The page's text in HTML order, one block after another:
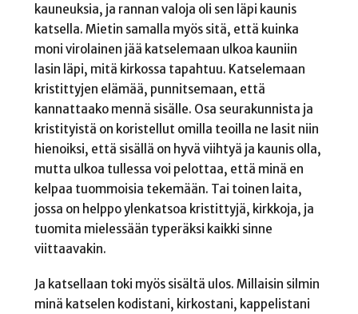
kauneuksia, ja rannan valoja oli sen läpi kaunis
katsella. Mietin samalla myös sitä, että kuinka
moni virolainen jää katselemaan ulkoa kauniin
lasin läpi, mitä kirkossa tapahtuu. Katselemaan
kristittyjen elämää, punnitsemaan, että
kannattaako mennä sisälle. Osa seurakunnista ja
kristityistä on koristellut omilla teoilla ne lasit niin
hienoiksi, että sisällä on hyvä viihtyä ja kaunis olla,
mutta ulkoa tullessa voi pelottaa, että minä en
kelpaa tuommoisia tekemään. Tai toinen laita,
jossa on helppo ylenkatsoa kristittyjä, kirkkoja, ja
tuomita mielessään typeräksi kaikki sinne
viittaavakin.
Ja katsellaan toki myös sisältä ulos. Millaisin silmin
minä katselen kodistani, kirkostani, kappelistani